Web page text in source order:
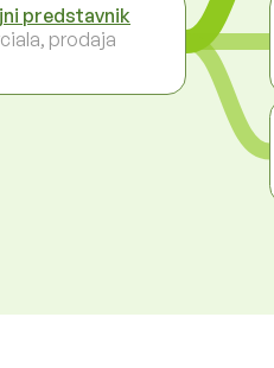
predstavnik
prodaja